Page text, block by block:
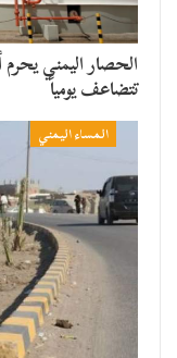
الحصار اليمني يحرم
تتضاعف يومياً
المساء اليمني